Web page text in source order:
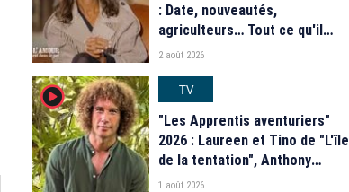
: Date, nouveautés,
agriculteurs… Tout ce qu'il
faut savoir sur la saison 21 du
2 août 2026
player2
TV
"Les Apprentis aventuriers"
2026 : Laureen et Tino de "L'île
de la tentation", Anthony
Matéo, Jade Leboeuf... Le
1 août 2026